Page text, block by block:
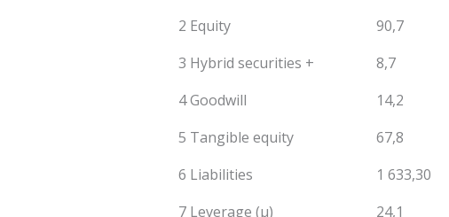
2 Equity
90,7
3 Hybrid securities +
8,7
4 Goodwill
14,2
5 Tangible equity
67,8
6 Liabilities
1 633,30
7 Leverage (µ)
24,1